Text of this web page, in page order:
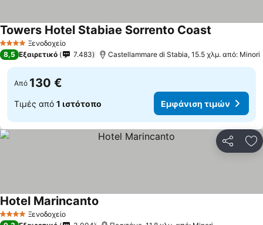
4 ΑστέριαΞενοδοχείο
Towers Hotel Stabiae Sorrento Coast
8,5 Εξαιρετικό 7.483 Castellammare di Stabia, 15.5 χλμ. από: Minori
Από 130 €
Τιμές από 1 ιστότοπο Εμφάνιση τιμών
4 ΑστέριαΞενοδοχείο
Hotel Marincanto